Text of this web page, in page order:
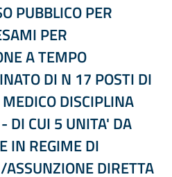
PUBBLICO PER
PER
A TEMPO
DI N 17 POSTI DI
DISCIPLINA
DI CUI 5 UNITA' DA
IN REGIME DI
DIRETTA